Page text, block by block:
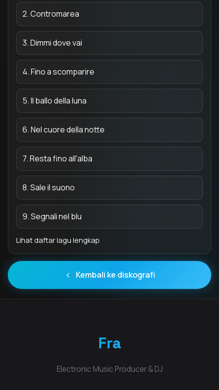
2. Contromarea
3. Dimmi dove vai
4. Fino a scomparire
5. Il ballo della luna
6. Nel cuore della notte
7. Resta fino all'alba
8. Sale il suono
9. Segnali nel blu
Lihat daftar lagu lengkap
Kembali ke diskografi
Fra
Electronic Music Producer & DJ